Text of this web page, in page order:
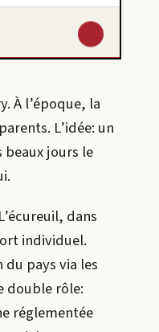
À l’époque, la
L’idée: un
jours le
dans
individuel.
pays via les
double rôle:
réglementée